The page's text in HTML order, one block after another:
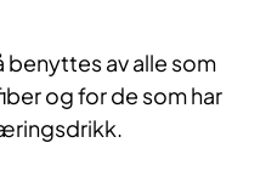
av alle som
og for de som har